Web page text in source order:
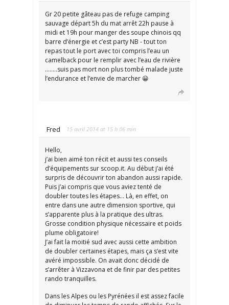
Gr 20 petite gâteau pas de refuge camping
sauvage départ 5h du mat arrêt 22h pause à
midi et 19h pour manger des soupe chinois qq
barre d’énergie et c’est party NB - tout ton
repas tout le port avec toi compris l’eau un
camelback pour le remplir avec l’eau de rivière
……..suis pas mort non plus tombé malade juste
l’endurance et l’envie de marcher 😀
Fred 15 avril 2014 at 15 h 06 min
Hello,
j’ai bien aimé ton récit et aussi tes conseils
d’équipements sur scoop.it. Au début j’ai été
surpris de découvrir ton abandon aussi rapide.
Puis j’ai compris que vous aviez tenté de
doubler toutes les étapes… Là, en effet, on
entre dans une autre dimension sportive, qui
s’apparente plus à la pratique des ultras.
Grosse condition physique nécessaire et poids
plume obligatoire!
J’ai fait la moitié sud avec aussi cette ambition
de doubler certaines étapes, mais ça s’est vite
avéré impossible. On avait donc décidé de
s’arrêter à Vizzavona et de finir par des petites
rando tranquilles.
Dans les Alpes ou les Pyrénées il est assez facile